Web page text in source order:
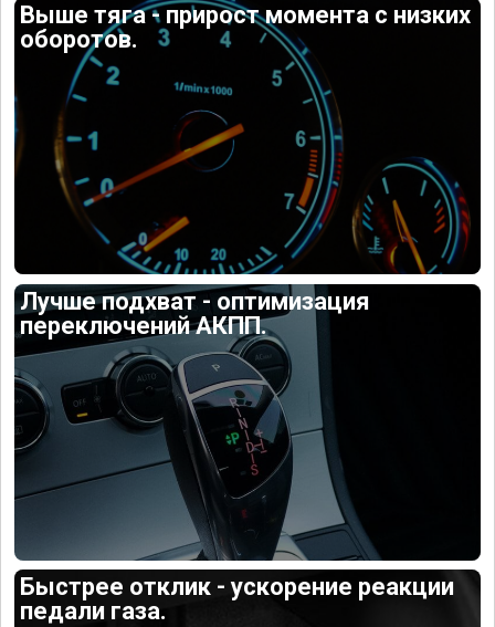
Выше тяга - прирост момента с низких
оборотов.
Лучше подхват - оптимизация
переключений АКПП.
Быстрее отклик - ускорение реакции
педали газа.